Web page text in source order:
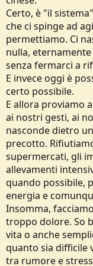
Certo, è "il
che ci spinge ad
permettiamo. Ci
nulla,
senza fermarci a
E invece oggi è
certo possibile.
E allora proviamo
ai nostri gesti, ai
nasconde dietro
precotto.
supermercati, gli
allevamenti
quando possibile,
energia e
Insomma,
troppo dolore. So
vita o anche
quanto sia difficile
tra rumore e